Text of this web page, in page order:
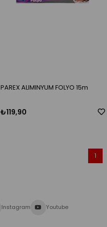
PAREX ALIMINYUM FOLYO 15m
₺119,90
1
Instagram Youtube